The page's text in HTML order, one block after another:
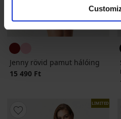
Jenny rövid pamut hálóing
15 490 Ft
LIMITED